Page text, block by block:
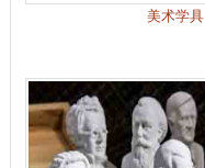
美术学具